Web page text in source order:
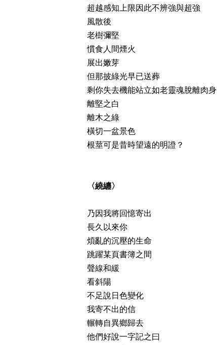
超越感知上限因此不辨強與超強
風散後
老樹彌堅
慣食人間煙火
展出嫩芽
但那披綠光早已送葬
剩你失去機能站立如老靈魂脫離肉身
離堅之白
離木之綠
橫切一盆景色
根莖可是昔時望遠的明證？
〈繞纏〉
乃因我將回憶寄出
長久以來你
煩亂的沉壓的生命
跳躍某頁書簿之間
聲線和緩
看斜陽
不足說日色變化
我寄不出的信
輾轉自異鄉歸去
他們好說一字記之曰